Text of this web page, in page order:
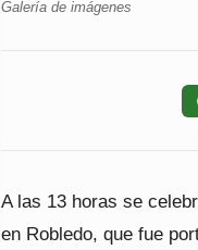
Galería de imágenes
A las 13 horas se
en Robledo, que fue